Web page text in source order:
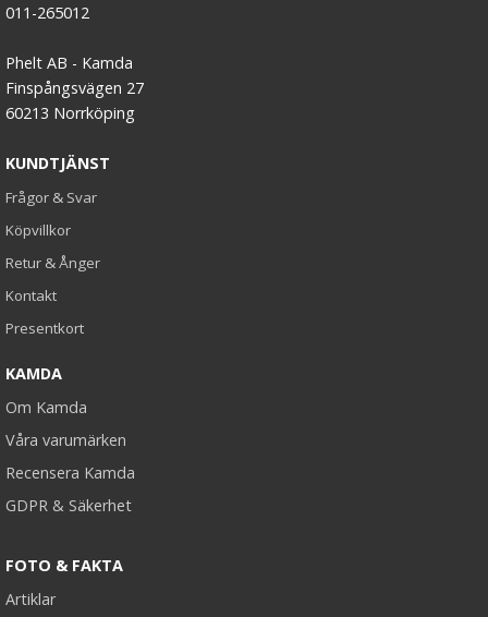
011-265012
Phelt AB - Kamda
Finspångsvägen 27
60213 Norrköping
KUNDTJÄNST
Frågor & Svar
Köpvillkor
Retur & Ånger
Kontakt
Presentkort
KAMDA
Om Kamda
Våra varumärken
Recensera Kamda
GDPR & Säkerhet
FOTO & FAKTA
Artiklar